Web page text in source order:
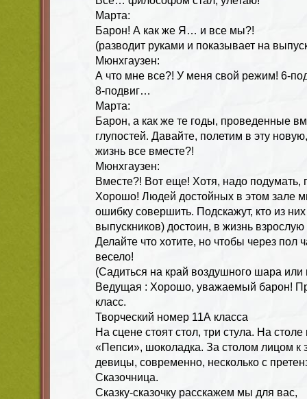
Марта:
Барон! А как же Я… и все мы?!
(разводит руками и показывает на
Мюнхгаузен:
А что мне все?! У меня свой режим! 6-
8-подвиг…
Марта:
Барон, а как же те годы, проведенные
глупостей. Давайте, полетим в эту
жизнь все вместе?!
Мюнхгаузен:
Вместе?! Вот еще! Хотя, надо подумать,
Хорошо! Людей достойных в этом зале
ошибку совершить. Подскажут, кто из
выпускников) достоин, в жизнь
Делайте что хотите, но чтобы через пол
весело!
(Садиться на край воздушного шара или
Ведущая : Хорошо, уважаемый барон!
класс.
Творческий номер 11А класса
На сцене стоят стол, три стула. На
«Пепси», шоколадка. За столом лицом к
девицы, современно, несколько с
Сказочница.
Сказку-сказочку расскажем мы для вас,